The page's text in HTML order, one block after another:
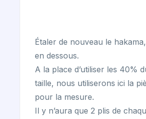
Étaler de nouveau le
en dessous.
A la place d’utiliser les 40%
taille, nous utiliserons ici la
pour la mesure.
Il y n’aura que 2 plis de